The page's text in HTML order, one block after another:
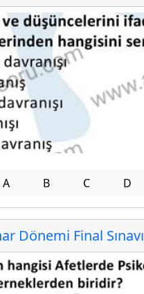
A B C D
Dönemi Final Sınavı